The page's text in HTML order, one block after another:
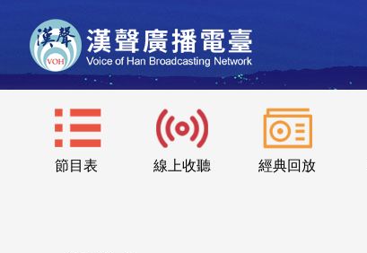
節目表 線上收聽 經典回放